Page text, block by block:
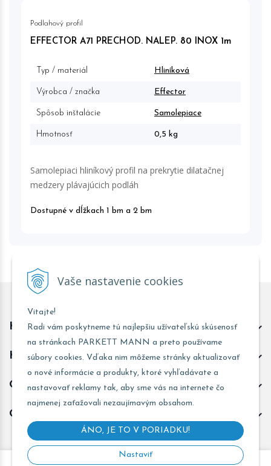
Vaše nastavenie cookies
Vitajte!
Radi vám poskytneme tú najlepšiu užívateľskú skúsenosť
na stránkach PARKETT MANN a preto používame
súbory cookies. Vďaka nim môžeme stránky aktualizovať
o nové informácie a produkty, ktoré vyhľadávate a
nastavovať reklamy tak, aby sme vás na internete čo
najmenej zaťažovali nezaujímavým obsahom.
ÁNO, JE TO V PORIADKU!
Nastaviť
Podlahový profil
EFFECTOR A71 PRECHOD. NALEP. 80 INOX 1m
Typ / materiál Hliníková
Výrobca / značka Effector
Spôsob inštalácie Samolepiace
Hmotnosť 0,5 kg
Samolepiaci hliníkový profil na prekrytie dilatačnej
medzery plávajúcich podláh
Dostupné v dĺžkach 1 bm a 2 bm
Kontakt predajňa Trnava
Kontakt predajňa Žarnovica
Obchodné informácie
Odoberať novinky